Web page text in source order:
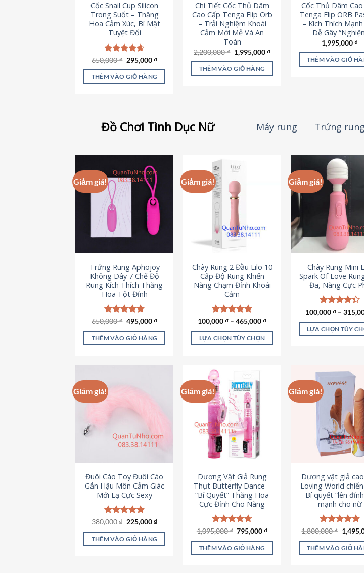
thể
được
chọn
trên
trang
phẩm
Cốc Snail Cup Silicon
Trong Suốt – Thăng
Hoa Cảm Xúc, Bí Mật
Tuyệt Đối
Được xếp
hạng4.69
5 sao
650,000₫ Giá
là:
650,000 ₫.
295,000₫Giá
tại
là:
THÊM VÀO GIỎ HÀNG
Chi Tiết Cốc Thủ Dâm
Cao Cấp Tenga Flip Orb
– Trải Nghiệm Khoái
Cảm Mới Mẻ Và An
Toàn
2,200,000₫ Giá
gốc
là:
2,200,000 ₫.
1,995,000₫Giá
THÊM VÀO GIỎ HÀNG
Cốc Thủ Dâm Cao
Tenga Flip ORB
– Kích Thích
Dễ Gây
1,995,000₫
THÊM VÀO GIỎ
Đồ Chơi Tình Dục Nữ Máy rung Trứng
Giảm giá!
Trứng Rung Aphojoy
Không Dây 7 Chế Độ
Rung Kích Thích Thăng
Hoa Tột Đỉnh
Được xếp
5 sao
650,000₫ Giá
là:
650,000 ₫.
495,000₫Giá
tại
là:
THÊM VÀO GIỎ HÀNG
Giảm giá!
Chày Rung 2 Đầu Lilo 10
Cấp Độ Rung Khiến
Nàng Chạm Đỉnh Khoái
Cảm
Được xếp
5 sao
100,000₫ – 465,000₫
LỰA CHỌN TÙY CHỌN
có
nhiều
biến
thể.
Các
tùy
chọn
thể
được
chọn
trên
trang
phẩm
Giảm giá!
Chày Rung Mini
Spark Of Love
Đã, Nàng Cực
Được xếp
5 sao
100,000₫ –
LỰA CHỌN TÙY
nhiều
thể.
Các
tùy
chọn
được
chọn
trên
trang
sản
phẩm
Giảm giá!
Đuôi Cáo Toy Đuôi Cáo
Gắn Hậu Môn Cảm Giác
Mới Lạ Cực Sexy
Được xếp
5 sao
380,000₫ Giá
là:
380,000 ₫.
225,000₫Giá
tại
là:
THÊM VÀO GIỎ HÀNG
Giảm giá!
Dương Vật Giả Rung
Thụt Butterfly Dance –
“Bí Quyết” Thăng Hoa
Cực Đỉnh Cho Nàng
Được xếp
5 sao
1,095,000₫ Giá
là:
1,095,000 ₫.
795,000₫Giá
tại
THÊM VÀO GIỎ HÀNG
Giảm giá!
Dương vật giả
Loving World
– Bí quyết “lên
mạnh cho nữ
Được xếp
5 sao
1,800,000₫ Giá
gốc
là:
THÊM VÀO GIỎ